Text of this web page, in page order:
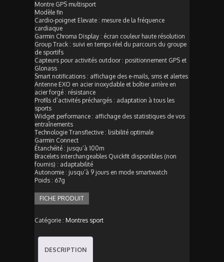
Montre GPS multisport
Modèle fin
Cardio-poignet Elevate : mesure de la fréquence
cardiaque
Garmin Chroma Display : écran couleur haute résolution
Group Track : suivi en temps réel du parcours du groupe
de sportifs
Capteurs pour activités outdoor : positionnement GPS et
Glonass
Smart notifications : affichage des e-mails, sms et alertes
Antenne EXO en acier inoxydable et boîtier arrière en
acier forgé : résistance
Profils d’activités préchargés : adaptation à tous les
sports
Widget performance : affichage des statistiques de vos
entraînements
Technologie Transflective : lisibilité optimale
Garmin Connect
Étanchéité : jusqu’à 100m
Bracelets interchangeables Quickfit disponibles (non
fournis) : adaptabilité
Autonomie : jusqu’à 9 jours en mode smartwatch
Poids : 67g
FICHE PRODUIT
Catégorie : Montres sport
DESCRIPTION